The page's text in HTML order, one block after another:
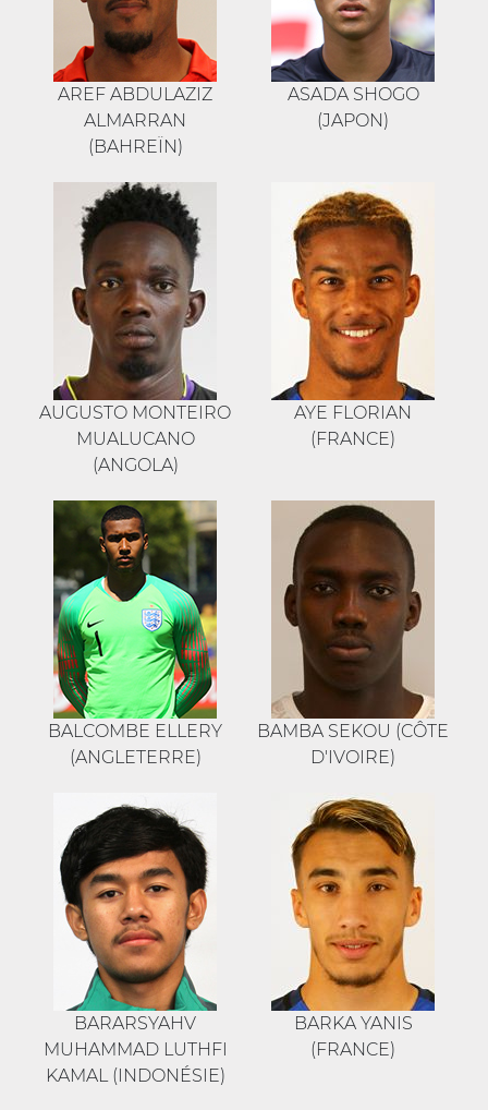
AREF ABDULAZIZ
ALMARRAN
(BAHREÏN)
ASADA SHOGO
(JAPON)
AUGUSTO MONTEIRO
MUALUCANO
(ANGOLA)
AYE FLORIAN
(FRANCE)
BALCOMBE ELLERY
(ANGLETERRE)
BAMBA SEKOU (CÔTE
D'IVOIRE)
BARARSYAHV
MUHAMMAD LUTHFI
KAMAL (INDONÉSIE)
BARKA YANIS
(FRANCE)